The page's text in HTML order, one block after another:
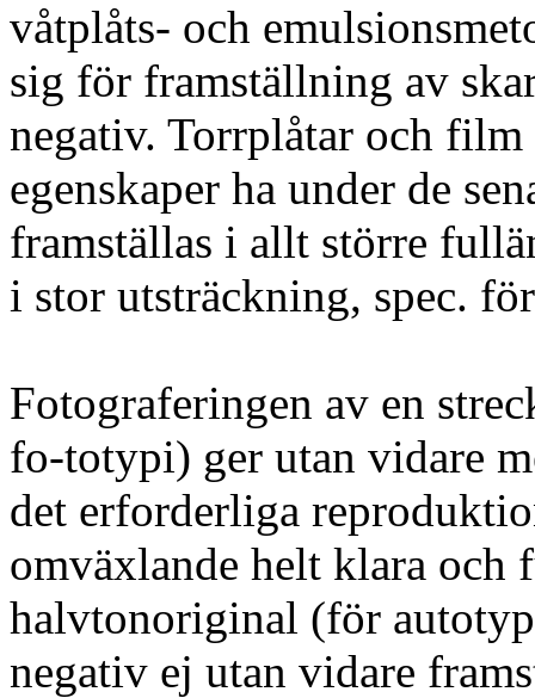
våtplåts- och
sig för framställning av
negativ. Torrplåtar och film
egenskaper ha under de
framställas i allt större
i stor utsträckning, spec.
Fotograferingen av en
fo-totypi) ger utan vidare
det erforderliga
omväxlande helt klara och
halvtonoriginal (för
negativ ej utan vidare